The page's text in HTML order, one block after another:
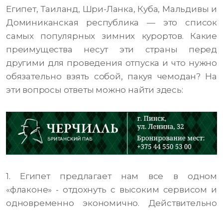
Египет, Таиланд, Шри-Ланка, Куба, Мальдивы и
Доминиканская республика — это список
самых популярных зимних курортов. Какие
преимущества несут эти страны перед
другими для проведения отпуска и что нужно
обязательно взять собой, пакуя чемодан? На
эти вопросы ответы можно найти здесь:
1. Египет предлагает нам все в одном
«флаконе» - отдохнуть с высоким сервисом и
одновременно экономично. Действительно